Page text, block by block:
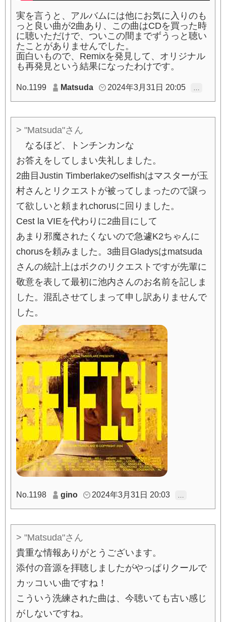
実を言うと、アルバムには他にお気に入りのも
っと良い曲が2曲あり、この曲はCDを買った時
に聴いただけで、ついこの間までずうっと聴い
たことがありませんでした。
面白いもので、Remixを発見して、オリジナル
も再発見という結果になったわけです。
No.1199 Matsuda 2024年3月31日 20:05
> "Matsuda"さん
なるほど、トンチンカンな
お答えをしてしまい失礼しました。
2曲目Justin Timberlakeのselfishはマスターが玉
村さんとリクエストが被ってしまったので譲っ
て欲しいと頼まれchorusに回りました。
Cest la VIEを代わりに2曲目にして
あまり邪魔されたくないので急遽K2ちゃんに
chorusを頼みました。3曲目Gladysはmatsuda
さんの統計上はボクのリクエストですが先輩に
敬意を表して最初に池内さんのお名前を記しま
した。混乱させてしまって申し訳ありませんで
した。
No.1198 gino 2024年3月31日 20:03
> "Matsuda"さん
貴重な情報ありがとうございます。
添付の音源を拝聴しましたがやっぱりクールで
カッコいい曲ですね！
こういう洗練された曲は、今聴いても古い感じ
がしないですね。